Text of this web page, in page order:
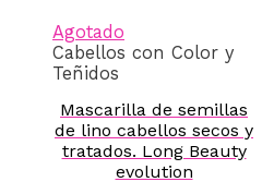
Agotado
Cabellos con Color y
Teñidos
Mascarilla de semillas
de lino cabellos secos y
tratados. Long Beauty
evolution